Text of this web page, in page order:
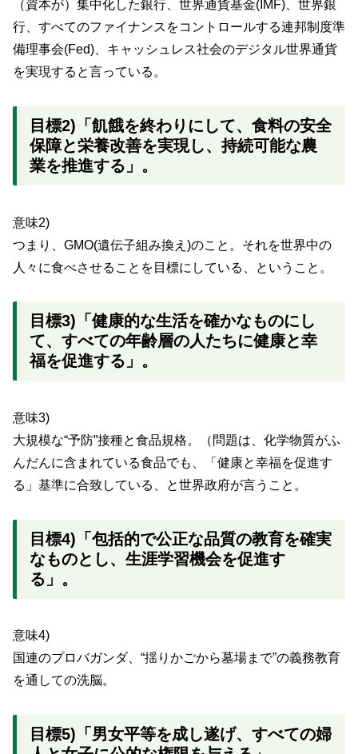
（資本が）集中化した銀行、世界通貨基金(IMF)、世界銀
行、すべてのファイナンスをコントロールする連邦制度準
備理事会(Fed)、キャッシュレス社会のデジタル世界通貨
を実現すると言っている。
目標2)「飢餓を終わりにして、食料の安全
保障と栄養改善を実現し、持続可能な農
業を推進する」。
意味2)
つまり、GMO(遺伝子組み換え)のこと。それを世界中の
人々に食べさせることを目標にしている、ということ。
目標3)「健康的な生活を確かなものにし
て、すべての年齢層の人たちに健康と幸
福を促進する」。
意味3)
大規模な“予防”接種と食品規格。（問題は、化学物質がふ
んだんに含まれている食品でも、「健康と幸福を促進す
る」基準に合致している、と世界政府が言うこと。
目標4)「包括的で公正な品質の教育を確実
なものとし、生涯学習機会を促進す
る」。
意味4)
国連のプロバガンダ、“揺りかごから墓場まで”の義務教育
を通しての洗脳。
目標5)「男女平等を成し遂げ、すべての婦